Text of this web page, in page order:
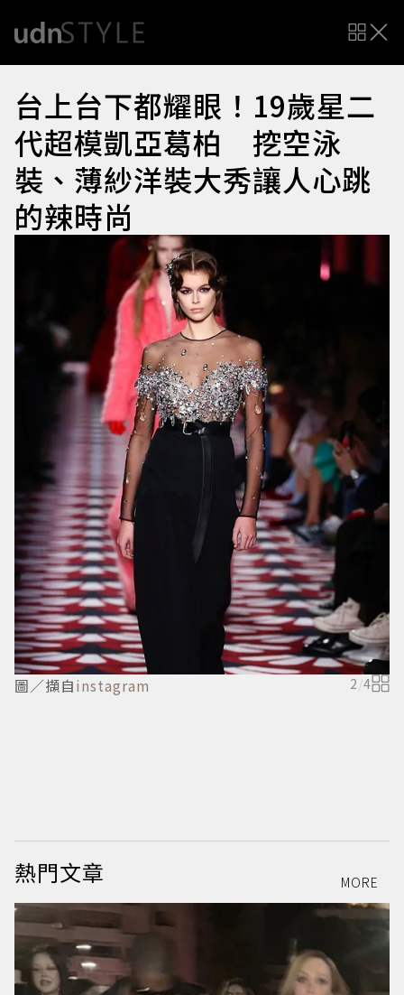
台上台下都耀眼！19歲星二
代超模凱亞葛柏 挖空泳
裝、薄紗洋裝大秀讓人心跳
的辣時尚
圖／擷自instagram 2 /4
熱門文章 MORE